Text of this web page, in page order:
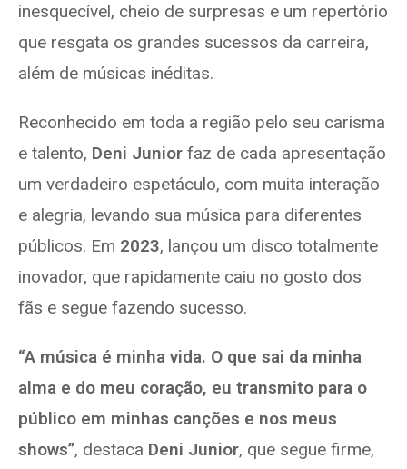
inesquecível, cheio de surpresas e um repertório
que resgata os grandes sucessos da carreira,
além de músicas inéditas.
Reconhecido em toda a região pelo seu carisma
e talento, Deni Junior faz de cada apresentação
um verdadeiro espetáculo, com muita interação
e alegria, levando sua música para diferentes
públicos. Em 2023, lançou um disco totalmente
inovador, que rapidamente caiu no gosto dos
fãs e segue fazendo sucesso.
“A música é minha vida. O que sai da minha
alma e do meu coração, eu transmito para o
público em minhas canções e nos meus
shows”, destaca Deni Junior, que segue firme,